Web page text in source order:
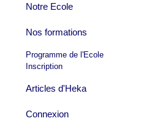
Notre Ecole
Nos formations
Programme de l'Ecole
Inscription
Articles d'Heka
Connexion